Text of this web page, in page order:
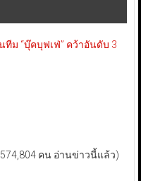
ม “บุ๊คบุฟเฟ่” คว้าอันดับ 3
คน อ่านข่าวนี้แล้ว)